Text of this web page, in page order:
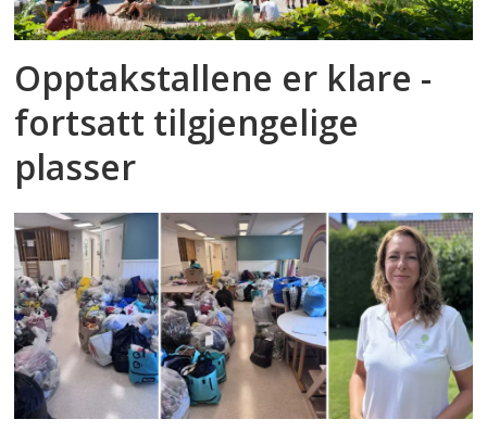
Opptakstallene er klare -
fortsatt tilgjengelige
plasser